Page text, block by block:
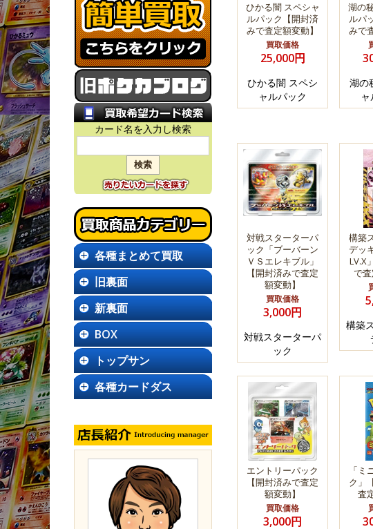
ひかる闇 スペシャ
ルパック【開封済
みで査定額変動】
買取価格
25,000円
ひかる闇 スペシ
ャルパック
湖の
ルパ
みで
湖の
対戦スターターパ
ック「ブーバーン
ＶＳエレキブル」
【開封済みで査定
額変動】
買取価格
3,000円
対戦スターターパ
ック
構築
デッ
LV.X
で査
構築
エントリーパック
【開封済みで査定
額変動】
買取価格
3,000円
「
ク」
査
カード名を入力し検索
各種まとめて買取
旧裏面
新裏面
BOX
トップサン
各種カードダス